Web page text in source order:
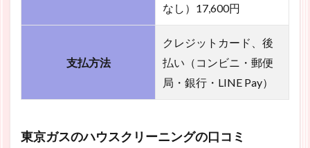
なし）17,600円
支払方法
クレジットカード、後
払い（コンビニ・郵便
局・銀行・LINE Pay）
東京ガスのハウスクリーニングの口コミ